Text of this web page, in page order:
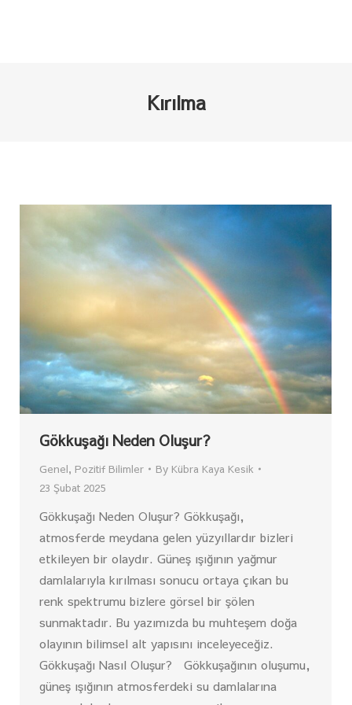
Kırılma
Gökkuşağı Neden Oluşur?
Genel, Pozitif Bilimler By Kübra Kaya Kesik
23 Şubat 2025
Gökkuşağı Neden Oluşur? Gökkuşağı,
atmosferde meydana gelen yüzyıllardır bizleri
etkileyen bir olaydır. Güneş ışığının yağmur
damlalarıyla kırılması sonucu ortaya çıkan bu
renk spektrumu bizlere görsel bir şölen
sunmaktadır. Bu yazımızda bu muhteşem doğa
olayının bilimsel alt yapısını inceleyeceğiz.
Gökkuşağı Nasıl Oluşur? Gökkuşağının oluşumu,
güneş ışığının atmosferdeki su damlalarına